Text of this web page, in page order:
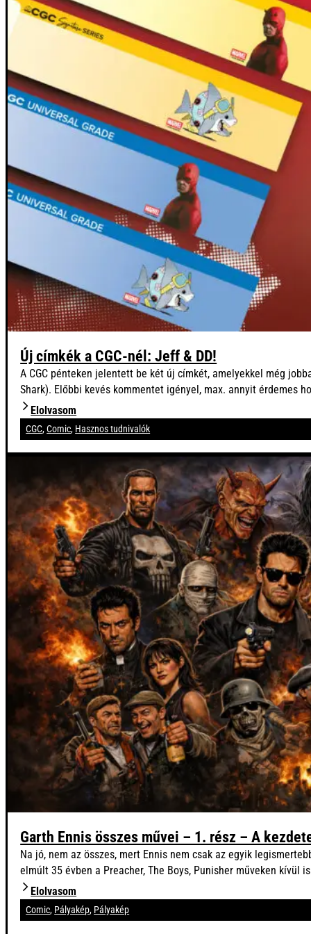
Új címkék a CGC-nél: Jeff & DD!
A CGC pénteken jelentett be két új címkét, amelyekkel még
Shark). Előbbi kevés kommentet igényel, max. annyit érdemes
Elolvasom
CGC,Comic, Hasznos tudnivalók
Garth Ennis összes művei – 1. rész – A
Na jó, nem az összes, mert Ennis nem csak az egyik
elmúlt 35 évben a Preacher, The Boys, Punisher műveken
Elolvasom
Comic, Pályakép, Pályakép